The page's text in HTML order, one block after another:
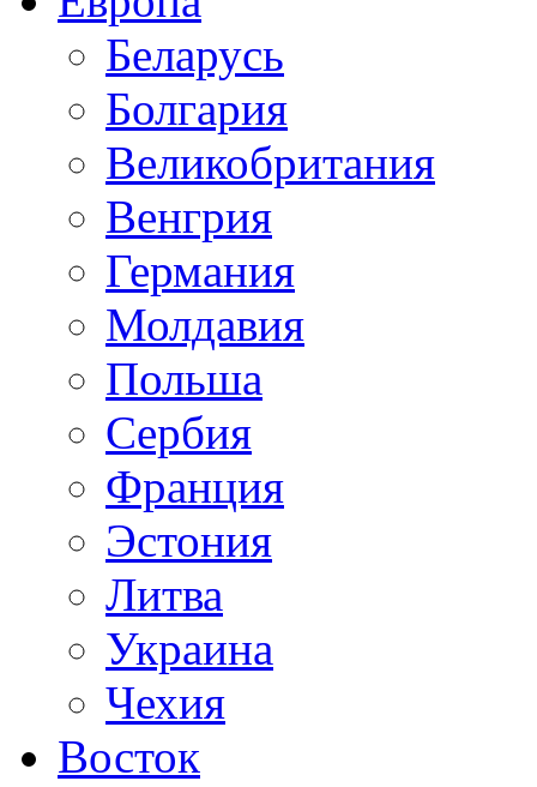
Беларусь
Болгария
Великобритания
Венгрия
Германия
Молдавия
Польша
Сербия
Франция
Эстония
Литва
Украина
Чехия
Восток